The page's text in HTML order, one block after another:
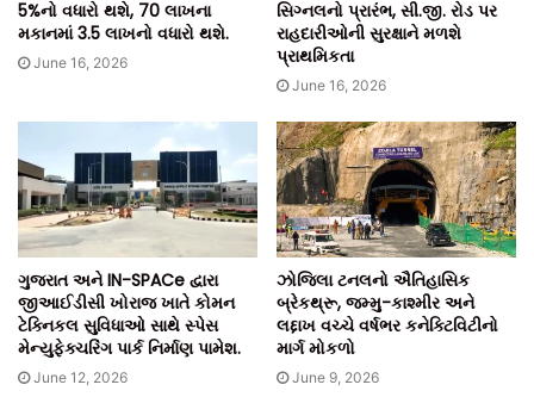
5%નો વધારો થશે, 70 લાખના
મકાનમાં 3.5 લાખનો વધારો થશે.
June 16, 2026
સિગ્નલનો પ્રારંભ, સી.જી. રોડ પર
રાહદારીઓની સુરક્ષાને મળશે
પ્રાથમિકતા
June 16, 2026
ગુજરાત અને IN-SPACe દ્વારા
જીઆઈડીસી ખોરાજ ખાતે કોમન
ટેક્નિકલ સુવિધાઓ સાથે સ્પેસ
મેન્યુફેક્ચરિંગ પાર્ક નિર્માણ પામેશ.
June 12, 2026
ઝોજિલા ટનલનો ઐતિહાસિક
બ્રેકથ્રૂ, જમ્મુ-કાશ્મીર અને
લદ્દાખ વચ્ચે વર્ષભર કનેક્ટિવિટીનો
માર્ગ મોકળો
June 9, 2026